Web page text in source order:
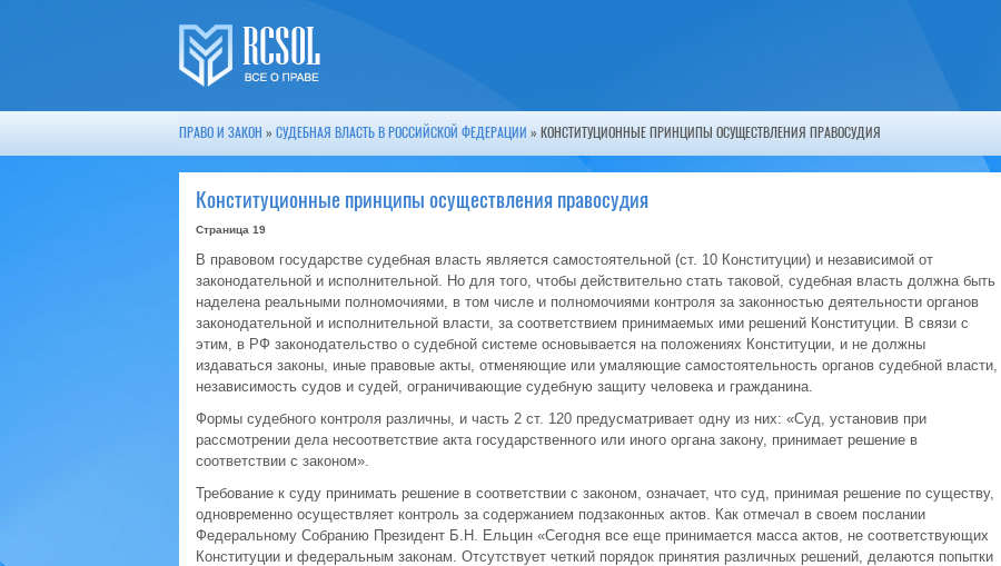
ПРАВО И ЗАКОН » СУДЕБНАЯ ВЛАСТЬ В РОССИЙСКОЙ ФЕДЕРАЦИИ » КОНСТИТУЦИОННЫЕ ПРИНЦИПЫ ОСУЩЕСТВЛЕНИЯ ПРАВОСУДИЯ
Конституционные принципы осуществления правосудия
Страница 19
В правовом государстве судебная власть является самостоятельной (ст. 10 Конституции) и независимой от
законодательной и исполнительной. Но для того, чтобы действительно стать таковой, судебная власть должна быть
наделена реальными полномочиями, в том числе и полномочиями контроля за законностью деятельности органов
законодательной и исполнительной власти, за соответствием принимаемых ими решений Конституции. В связи с
этим, в РФ законодательство о судебной системе основывается на положениях Конституции, и не должны
издаваться законы, иные правовые акты, отменяющие или умаляющие самостоятельность органов судебной власти,
независимость судов и судей, ограничивающие судебную защиту человека и гражданина.
Формы судебного контроля различны, и часть 2 ст. 120 предусматривает одну из них: «Суд, установив при
рассмотрении дела несоответствие акта государственного или иного органа закону, принимает решение в
соответствии с законом».
Требование к суду принимать решение в соответствии с законом, означает, что суд, принимая решение по существу,
одновременно осуществляет контроль за содержанием подзаконных актов. Как отмечал в своем послании
Федеральному Собранию Президент Б.Н. Ельцин «Сегодня все еще принимается масса актов, не соответствующих
Конституции и федеральным законам. Отсутствует четкий порядок принятия различных решений, делаются попытки